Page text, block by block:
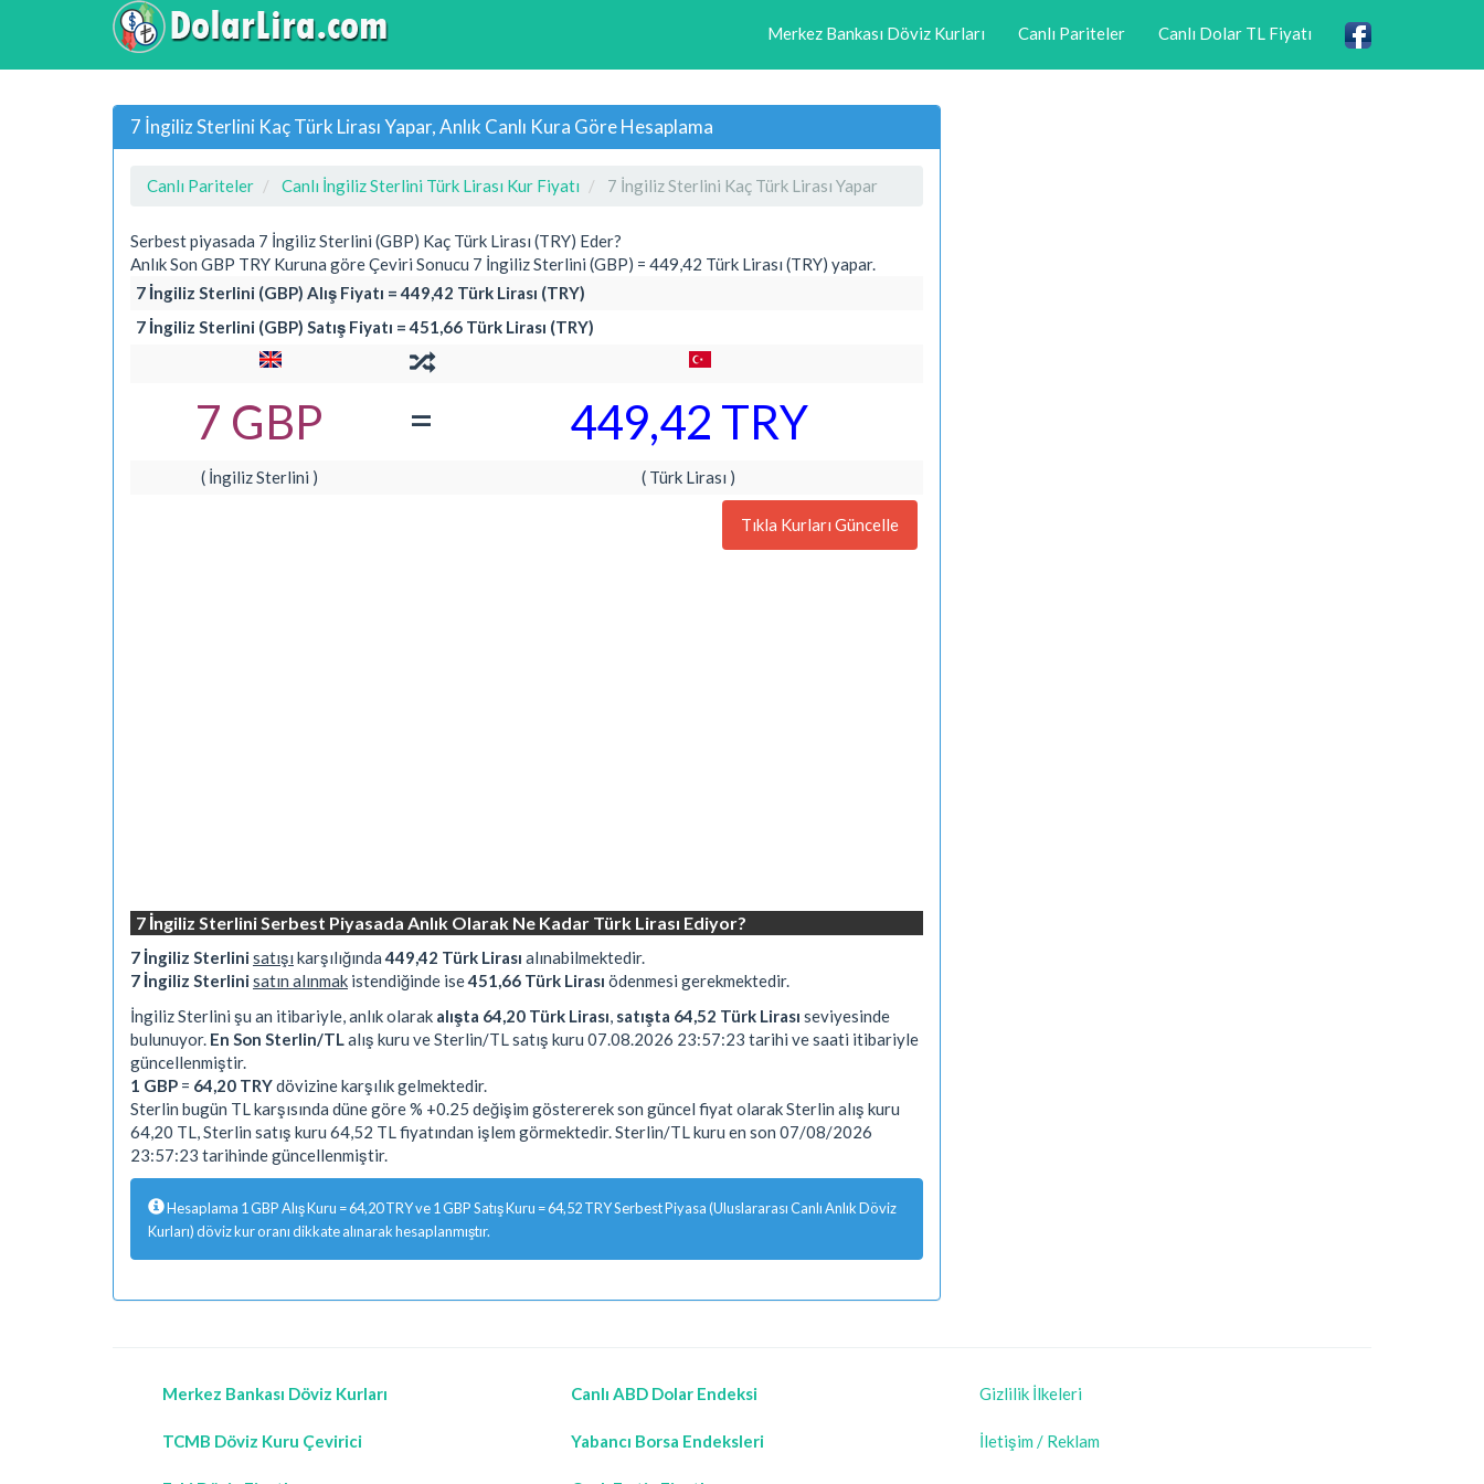
Merkez Bankası Döviz Kurları Canlı Pariteler Canlı Dolar TL Fiyatı
7 İngiliz Sterlini Kaç Türk Lirası Yapar, Anlık Canlı Kura Göre Hesaplama
Canlı Pariteler Canlı İngiliz Sterlini Türk Lirası Kur Fiyatı 7 İngiliz Sterlini Kaç Türk Lirası Yapar
Serbest piyasada 7 İngiliz Sterlini (GBP) Kaç Türk Lirası (TRY) Eder?
Anlık Son GBP TRY Kuruna göre Çeviri Sonucu 7 İngiliz Sterlini (GBP) = 449,42 Türk Lirası (TRY) yapar.
7 İngiliz Sterlini (GBP) Alış Fiyatı = 449,42 Türk Lirası (TRY)
7 İngiliz Sterlini (GBP) Satış Fiyatı = 451,66 Türk Lirası (TRY)
7 GBP = 449,42 TRY
( İngiliz Sterlini ) ( Türk Lirası )
Tıkla Kurları Güncelle
7 İngiliz Sterlini Serbest Piyasada Anlık Olarak Ne Kadar Türk Lirası Ediyor?
7 İngiliz Sterlinisatışı karşılığında449,42 Türk Lirası alınabilmektedir.
7 İngiliz Sterlinisatın alınmak istendiğinde ise451,66 Türk Lirası ödenmesi gerekmektedir.
İngiliz Sterlini şu an itibariyle, anlık olarak alışta 64,20 Türk Lirası satışta 64,52 Türk Lirası seviyesinde
bulunuyor. En Son Sterlin/TL alış kuru ve Sterlin/TL satış kuru 07.08.2026 23:57:23 tarihi ve saati itibariyle
güncellenmiştir.
1 GBP = 64,20 TRYdövizine karşılık gelmektedir.
Sterlin bugün TL karşısında düne göre % +0.25 değişim göstererek son güncel fiyat olarak Sterlin alış kuru
64,20 TL, Sterlin satış kuru 64,52 TL fiyatından işlem görmektedir. Sterlin/TL kuru en son 07/08/2026
23:57:23 tarihinde güncellenmiştir.
Hesaplama 1 GBP Alış Kuru = 64,20 TRY ve 1 GBP Satış Kuru = 64,52 TRY Serbest Piyasa (Uluslararası Canlı Anlık Döviz
Kurları) döviz kur oranı dikkate alınarak hesaplanmıştır.
Merkez Bankası Döviz Kurları
TCMB Döviz Kuru Çevirici
Canlı ABD Dolar Endeksi
Yabancı Borsa Endeksleri
Gizlilik İlkeleri
İletişim / Reklam